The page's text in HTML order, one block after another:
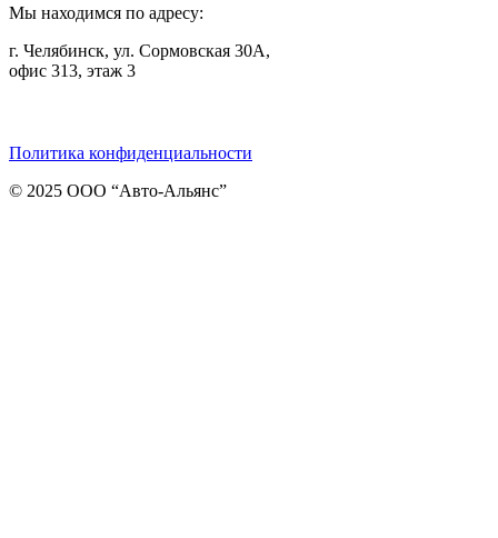
Мы находимся по адресу:
г. Челябинск, ул. Сормовская 30А,
офис 313, этаж 3
Политика конфиденциальности
© 2025 ООО “Авто-Альянс”